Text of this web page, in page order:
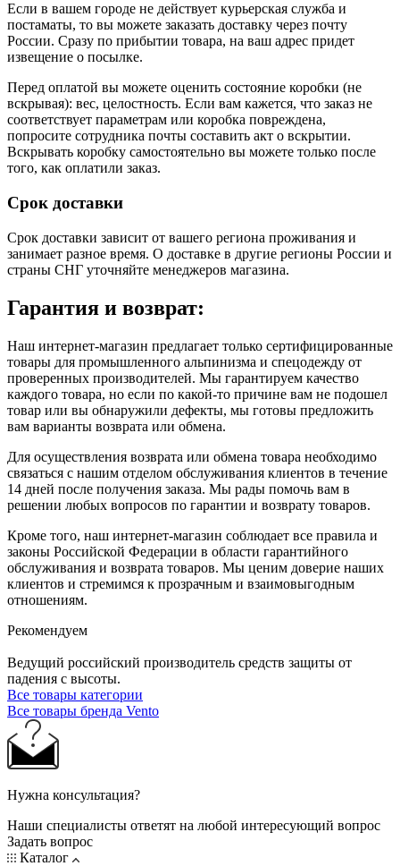
Если в вашем городе не действует курьерская служба и
постаматы, то вы можете заказать доставку через почту
России. Сразу по прибытии товара, на ваш адрес придет
извещение о посылке.
Перед оплатой вы можете оценить состояние коробки (не
вскрывая): вес, целостность. Если вам кажется, что заказ не
соответствует параметрам или коробка повреждена,
попросите сотрудника почты составить акт о вскрытии.
Вскрывать коробку самостоятельно вы можете только после
того, как оплатили заказ.
Срок доставки
Срок доставки зависит от вашего региона проживания и
занимает разное время. О доставке в другие регионы России и
страны СНГ уточняйте менеджеров магазина.
Гарантия и возврат:
Наш интернет-магазин предлагает только сертифицированные
товары для промышленного альпинизма и спецодежду от
проверенных производителей. Мы гарантируем качество
каждого товара, но если по какой-то причине вам не подошел
товар или вы обнаружили дефекты, мы готовы предложить
вам варианты возврата или обмена.
Для осуществления возврата или обмена товара необходимо
связаться с нашим отделом обслуживания клиентов в течение
14 дней после получения заказа. Мы рады помочь вам в
решении любых вопросов по гарантии и возврату товаров.
Кроме того, наш интернет-магазин соблюдает все правила и
законы Российской Федерации в области гарантийного
обслуживания и возврата товаров. Мы ценим доверие наших
клиентов и стремимся к прозрачным и взаимовыгодным
отношениям.
Рекомендуем
Ведущий российский производитель средств защиты от
падения с высоты.
Все товары категории
Все товары бренда Vento
Нужна консультация?
Наши специалисты ответят на любой интересующий вопрос
Задать вопрос
Каталог